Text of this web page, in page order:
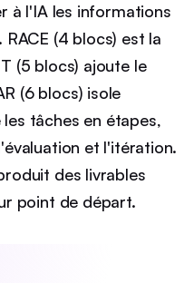
à l'IA les informations
(4 blocs) est la
(5 blocs) ajoute le
(6 blocs) isole
tâches en étapes,
et l'itération.
des livrables
point de départ.